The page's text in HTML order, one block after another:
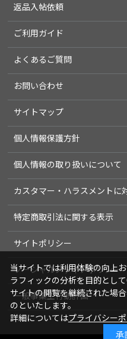
返品入帖依頼
ご利用ガイド
よくあるご質問
お問い合わせ
サイトマップ
個人情報保護方針
個人情報の取り扱いについて
カスタマー・ハラスメントに
特定商取引法に関する表示
サイトポリシー
ソーシャルメディアポリシー
一般事業主行動計画
当サイトでは利用体験の向上
ラフィックの分析を目的とし
サイトの閲覧を継続された場
のといたします。
詳細についてはプライバシー
承